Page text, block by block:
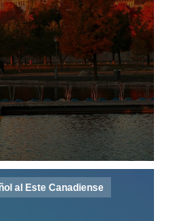
al Este Canadiense